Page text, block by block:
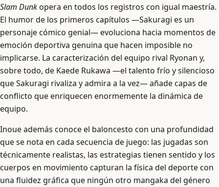
Slam Dunkopera en todos los registros con igual maestría.
El humor de los primeros capítulos —Sakuragi es un
personaje cómico genial— evoluciona hacia momentos de
emoción deportiva genuina que hacen imposible no
implicarse. La caracterización del equipo rival Ryonan y,
sobre todo, de Kaede Rukawa —el talento frío y silencioso
que Sakuragi rivaliza y admira a la vez— añade capas de
conflicto que enriquecen enormemente la dinámica de
equipo.
Inoue además conoce el baloncesto con una profundidad
que se nota en cada secuencia de juego: las jugadas son
técnicamente realistas, las estrategias tienen sentido y los
cuerpos en movimiento capturan la física del deporte con
una fluidez gráfica que ningún otro mangaka del género